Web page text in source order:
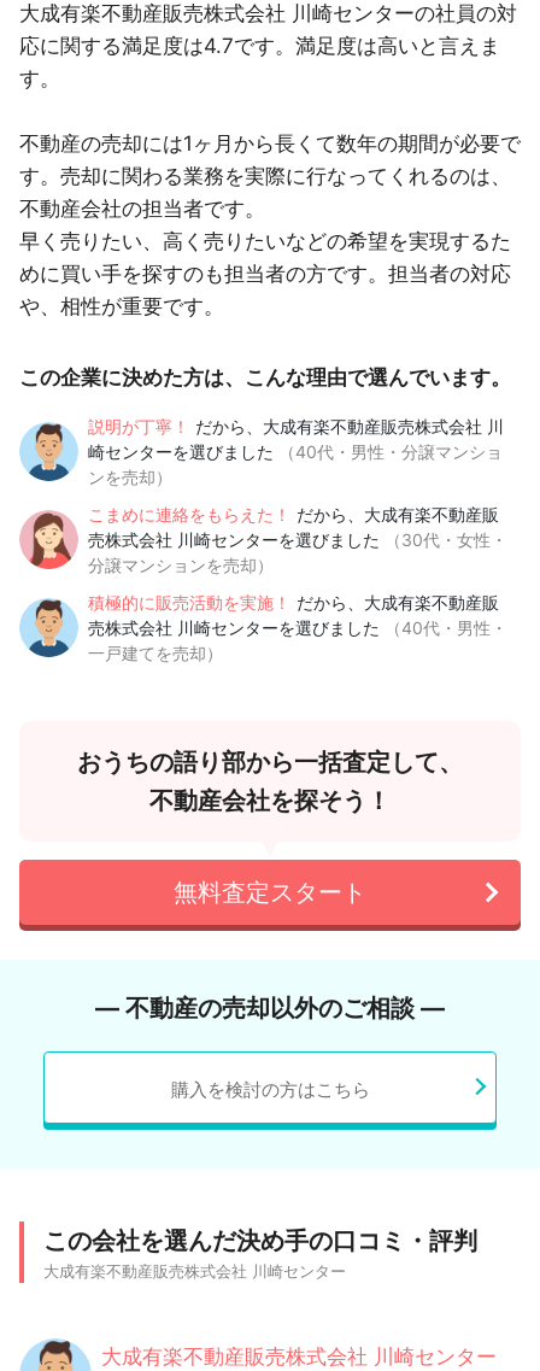
大成有楽不動産販売株式会社 川崎センターの社員の対
応に関する満足度は4.7です。満足度は高いと言えま
す。
不動産の売却には1ヶ月から長くて数年の期間が必要で
す。売却に関わる業務を実際に行なってくれるのは、
不動産会社の担当者です。
早く売りたい、高く売りたいなどの希望を実現するた
めに買い手を探すのも担当者の方です。担当者の対応
や、相性が重要です。
この企業に決めた方は、こんな理由で選んでいます。
説明が丁寧！
だから、大成有楽不動産販売株式会社 川
崎センターを選びました
（40代・男性・分譲マンショ
ンを売却）
こまめに連絡をもらえた！
だから、大成有楽不動産販
売株式会社 川崎センターを選びました
（30代・女性・
分譲マンションを売却）
積極的に販売活動を実施！
だから、大成有楽不動産販
売株式会社 川崎センターを選びました
（40代・男性・
一戸建てを売却）
おうちの語り部から一括査定して、
不動産会社を探そう！
無料査定スタート
― 不動産の売却以外のご相談 ―
購入を検討の方はこちら
この会社を選んだ決め手の口コミ・評判
大成有楽不動産販売株式会社 川崎センター
大成有楽不動産販売株式会社 川崎センター